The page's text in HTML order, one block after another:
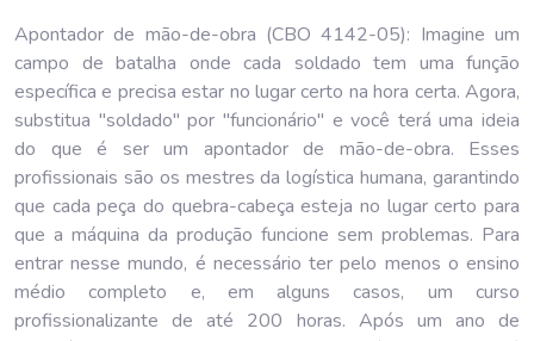
Apontador de mão-de-obra (CBO 4142-05): Imagine um
campo de batalha onde cada soldado tem uma função
específica e precisa estar no lugar certo na hora certa. Agora,
substitua "soldado" por "funcionário" e você terá uma ideia
do que é ser um apontador de mão-de-obra. Esses
profissionais são os mestres da logística humana, garantindo
que cada peça do quebra-cabeça esteja no lugar certo para
que a máquina da produção funcione sem problemas. Para
entrar nesse mundo, é necessário ter pelo menos o ensino
médio completo e, em alguns casos, um curso
profissionalizante de até 200 horas. Após um ano de